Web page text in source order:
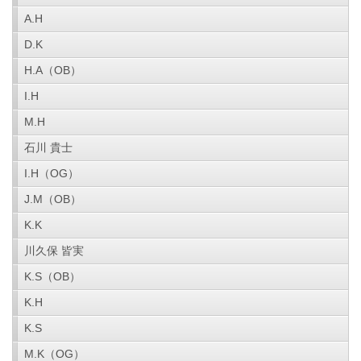
A.H
D.K
H.A（OB）
I.H
M.H
石川 貴士
I.H（OG）
J.M（OB）
K.K
川久保 皆実
K.S（OB）
K.H
K.S
M.K（OG）